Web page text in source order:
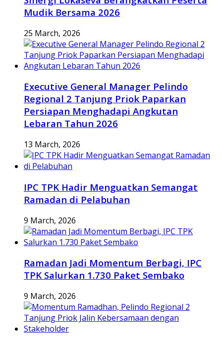
Mudik Bersama 2026
25 March, 2026
Executive General Manager Pelindo
Regional 2 Tanjung Priok Paparkan
Persiapan Menghadapi Angkutan
Lebaran Tahun 2026
13 March, 2026
IPC TPK Hadir Menguatkan Semangat
Ramadan di Pelabuhan
9 March, 2026
Ramadan Jadi Momentum Berbagi, IPC
TPK Salurkan 1.730 Paket Sembako
9 March, 2026